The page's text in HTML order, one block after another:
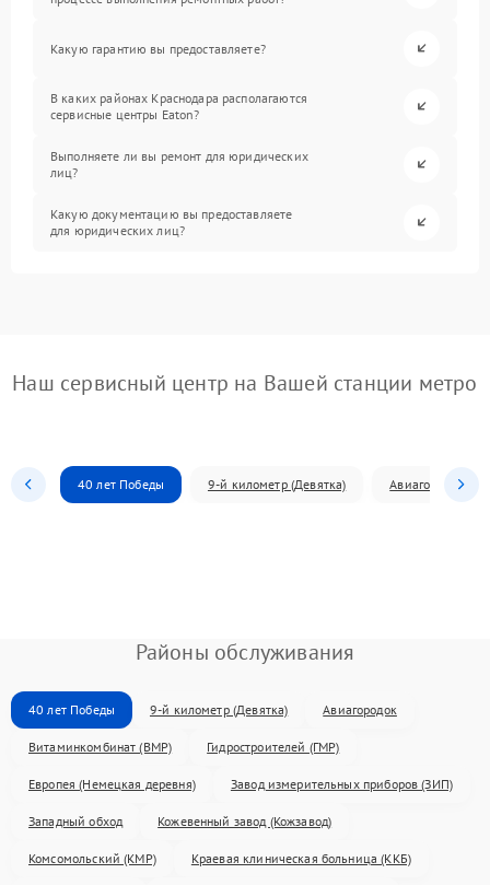
Какую гарантию вы предоставляете?
В каких районах Краснодара располагаются
сервисные центры Eaton?
Выполняете ли вы ремонт для юридических
лиц?
Какую документацию вы предоставляете
для юридических лиц?
Наш сервисный центр на Вашей станции метро
40 лет Победы 9-й километр (Девятка) Авиагородок
Районы обслуживания
40 лет Победы 9-й километр (Девятка) Авиагородок
Витаминкомбинат (ВМР) Гидростроителей (ГМР)
Европея (Немецкая деревня) Завод измерительных приборов (ЗИП)
Западный обход Кожевенный завод (Кожзавод)
Комсомольский (КМР) Краевая клиническая больница (ККБ)